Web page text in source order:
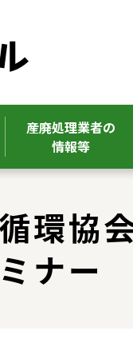
産廃処理業者の
情報等
環協
ナー